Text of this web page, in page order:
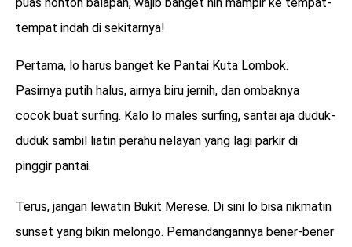
tempat indah di sekitarnya!
Pertama, lo harus banget ke Pantai Kuta Lombok.
Pasirnya putih halus, airnya biru jernih, dan ombaknya
cocok buat surfing. Kalo lo males surfing, santai aja duduk-
duduk sambil liatin perahu nelayan yang lagi parkir di
pinggir pantai.
Terus, jangan lewatin Bukit Merese. Di sini lo bisa nikmatin
sunset yang bikin melongo. Pemandangannya bener-bener